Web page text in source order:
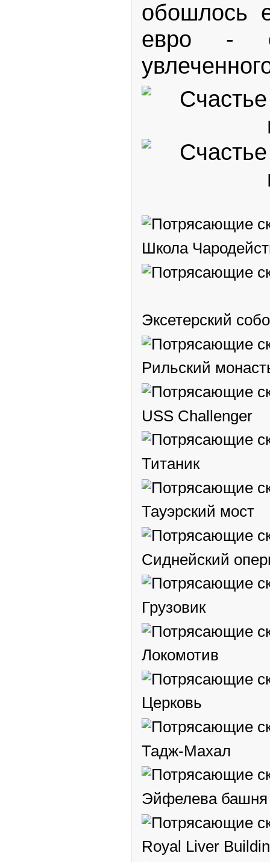
обошлось
евро -
Школа
Эксетерский
Рильский
USS Challenger
Титаник
Тауэрский мост
Сиднейский
Грузовик
Локомотив
Церковь
Тадж-Махал
Эйфелева башня
Royal Liver